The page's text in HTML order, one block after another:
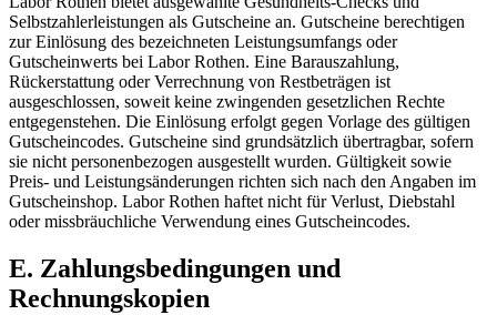
Selbstzahlerleistungen als Gutscheine an. Gutscheine berechtigen
zur Einlösung des bezeichneten Leistungsumfangs oder
Gutscheinwerts bei Labor Rothen. Eine Barauszahlung,
Rückerstattung oder Verrechnung von Restbeträgen ist
ausgeschlossen, soweit keine zwingenden gesetzlichen Rechte
entgegenstehen. Die Einlösung erfolgt gegen Vorlage des gültigen
Gutscheincodes. Gutscheine sind grundsätzlich übertragbar, sofern
sie nicht personenbezogen ausgestellt wurden. Gültigkeit sowie
Preis- und Leistungsänderungen richten sich nach den Angaben im
Gutscheinshop. Labor Rothen haftet nicht für Verlust, Diebstahl
oder missbräuchliche Verwendung eines Gutscheincodes.
E. Zahlungsbedingungen und
Rechnungskopien